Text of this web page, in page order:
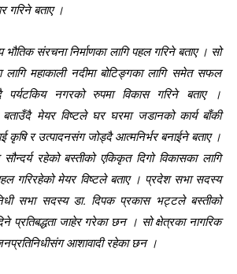
गरिने बताए ।
भौतिक संरचना निर्माणका लागि पहल गरिने बताए । सो
लागि महाकाली नदीमा बोटिङ्गका लागि समेत सफल
पर्यटकिय नगरको रुपमा विकास गरिने बताए ।
मेयर विष्टले घर घरमा जडानको कार्य बाँकी
कृषि र उत्पादनसंग जोड्दै आत्मनिर्भर बनाईने बताए ।
रहेको बस्तीको एकिकृत दिगो विकासका लागि
गरिरहेको मेयर विष्टले बताए । प्रदेश सभा सदस्य
सभा सदस्य डा. दिपक प्रकास भट्टले बस्तीको
प्रतिबद्धता जाहेर गरेका छन । सो क्षेत्रका नागरिक
आशावादी रहेका छन ।